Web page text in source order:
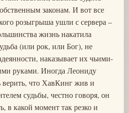
законам. И вот все
розыгрыша ушли с сервера –
жизнь накатила
(или рок, или Бог), не
наказывает их чьими-
руками. Иногда Леониду
верить, что ХавКинг жив и
судьбы, честно говоря, он
в какой момент так резко и